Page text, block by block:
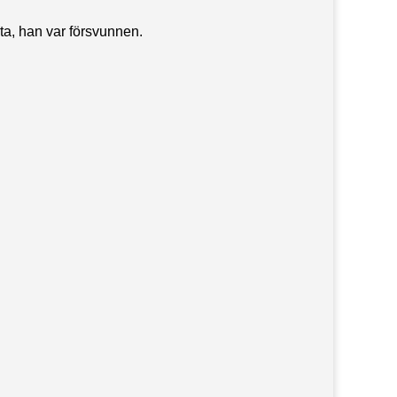
han var försvunnen.